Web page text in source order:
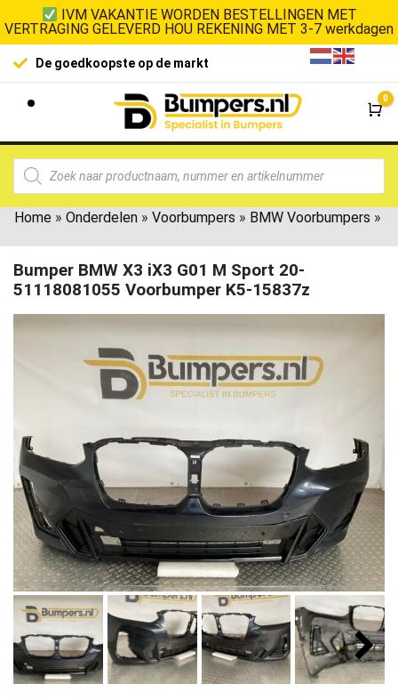
IVM VAKANTIE WORDEN BESTELLINGEN MET
VERTRAGING GELEVERD HOU REKENING MET 3-7 werkdagen
De goedkoopste op de markt
0
Home » Onderdelen » Voorbumpers » BMW Voorbumpers »
Bumper BMW X3 iX3 G01 M Sport 20-
51118081055 Voorbumper K5-15837z